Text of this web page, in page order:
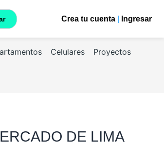
Crea tu cuenta| Ingresar
Celulares Proyectos
DE LIMA